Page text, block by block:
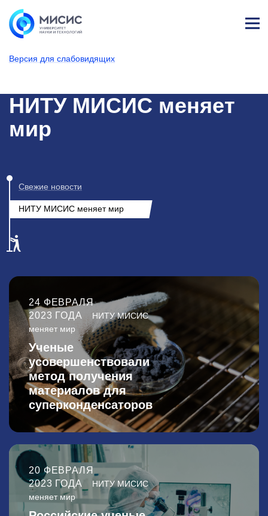
Версия для слабовидящих
т
НИТУ МИСИС меняет
мир
Свежие новости
НИТУ МИСИС меняет мир
24 ФЕВРАЛЯ
2023 ГОДА
НИТУ МИСИС
меняет мир
Ученые
усовершенствовали
метод получения
материалов для
суперконденсаторов
20 ФЕВРАЛЯ
2023 ГОДА
НИТУ МИСИС
меняет мир